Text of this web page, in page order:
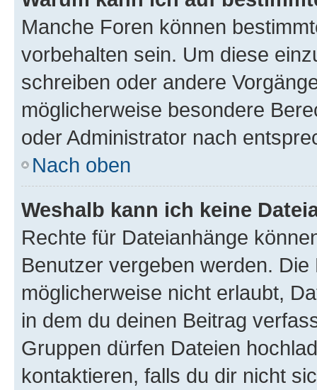
Manche Foren können
vorbehalten sein. Um diese
schreiben oder andere
möglicherweise besondere
oder Administrator nach
Nach oben
Weshalb kann ich keine
Rechte für Dateianhänge
Benutzer vergeben werden.
möglicherweise nicht erlaubt,
in dem du deinen Beitrag
Gruppen dürfen Dateien
kontaktieren, falls du dir nicht